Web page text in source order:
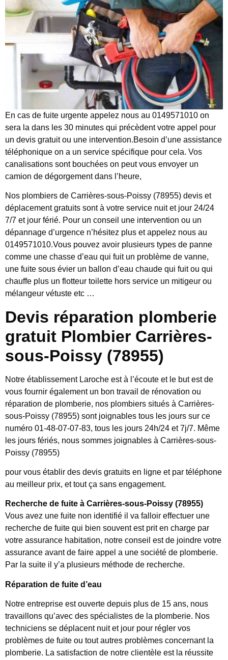
En cas de fuite urgente appelez nous au 0149571010 on
sera la dans les 30 minutes qui précèdent votre appel pour
un devis gratuit ou une intervention.Besoin d’une assistance
téléphonique on a un service spécifique pour cela. Vos
canalisations sont bouchées on peut vous envoyer un
camion de dégorgement dans l’heure,
Nos plombiers de Carrières-sous-Poissy (78955) devis et
déplacement gratuits sont à votre service nuit et jour 24/24
7/7 et jour férié. Pour un conseil une intervention ou un
dépannage d’urgence n’hésitez plus et appelez nous au
0149571010.Vous pouvez avoir plusieurs types de panne
comme une chasse d’eau qui fuit un problème de vanne,
une fuite sous évier un ballon d’eau chaude qui fuit ou qui
chauffe plus un flotteur toilette hors service un mitigeur ou
mélangeur vétuste etc …
Devis réparation plomberie
gratuit Plombier Carrières-
sous-Poissy (78955)
Notre établissement Laroche est à l’écoute et le but est de
vous fournir également un bon travail de rénovation ou
réparation de plomberie, nos plombiers situés à Carrières-
sous-Poissy (78955) sont joignables tous les jours sur ce
numéro 01-48-07-07-83, tous les jours 24h/24 et 7j/7. Même
les jours fériés, nous sommes joignables à Carrières-sous-
Poissy (78955)
pour vous établir des devis gratuits en ligne et par téléphone
au meilleur prix, et tout ça sans engagement.
Recherche de fuite à Carrières-sous-Poissy (78955)
Vous avez une fuite non identifié il va falloir effectuer une
recherche de fuite qui bien souvent est prit en charge par
votre assurance habitation, notre conseil est de joindre votre
assurance avant de faire appel a une société de plomberie.
Par la suite il y’a plusieurs méthode de recherche.
Réparation de fuite d’eau
Notre entreprise est ouverte depuis plus de 15 ans, nous
travaillons qu’avec des spécialistes de la plomberie. Nos
techniciens se déplacent nuit et jour pour régler vos
problèmes de fuite ou tout autres problèmes concernant la
plomberie. La satisfaction de notre clientèle est la réussite